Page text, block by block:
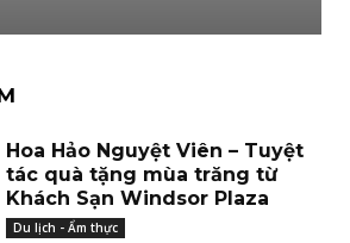
Hoa Hảo Nguyệt Viên – Tuyệt
tác quà tặng mùa trăng từ
Khách Sạn Windsor Plaza
Du lịch - Ẩm thực